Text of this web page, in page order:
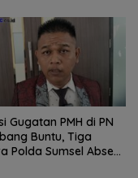
Gugatan PMH di PN
Buntu, Tiga
Polda Sumsel Absen,